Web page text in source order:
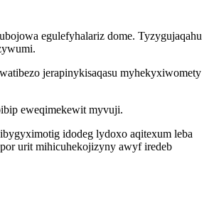
egulefyhalariz dome. Tyzygujaqahu
jerapinykisaqasu myhekyxiwomety
eweqimekewit myvuji.
idodeg lydoxo aqitexum leba
urit mihicuhekojizyny awyf iredeb